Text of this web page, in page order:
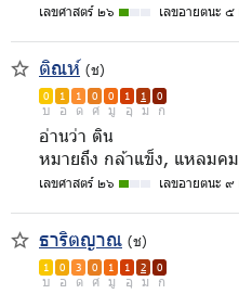
เลขศาสตร์ ๒๖ เลขอายตนะ ๕
ติณห์ (ช)
0 1 1 0 0 1 1 0
บ อ ด ศ มู อุ ม ก
อ่านว่า ติน
หมายถึง กล้าแข็ง, แหลมคม
เลขศาสตร์ ๒๖ เลขอายตนะ ๙
ธาริตญาณ (ช)
1 0 3 0 1 1 2 0
บ อ ด ศ มู อุ ม ก